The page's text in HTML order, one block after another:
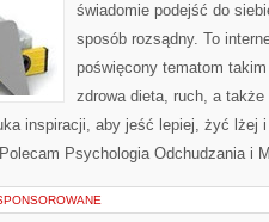
świadomie podejść do
sposób rozsądny. To
poświęcony tematom
zdrowa dieta, ruch, a
inspiracji, aby jeść lepiej, żyć lżej
Psychologia Odchudzania i